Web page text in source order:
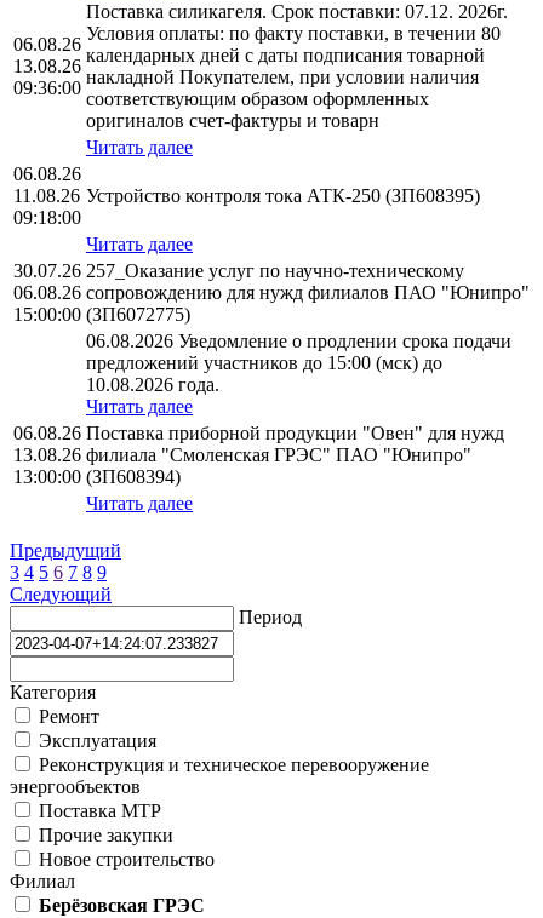
06.08.26
13.08.26
09:36:00
Поставка силикагеля. Срок поставки: 07.12. 2026г.
Условия оплаты: по факту поставки, в течении 80
календарных дней с даты подписания товарной
накладной Покупателем, при условии наличия
соответствующим образом оформленных
оригиналов счет-фактуры и товарн
Читать далее
06.08.26
11.08.26
09:18:00
Устройство контроля тока АТК-250 (ЗП608395)
Читать далее
30.07.26
06.08.26
15:00:00
257_Оказание услуг по научно-техническому
сопровождению для нужд филиалов ПАО "Юнипро"
(ЗП6072775)
06.08.2026 Уведомление о продлении срока подачи
предложений участников до 15:00 (мск) до
10.08.2026 года.
Читать далее
06.08.26
13.08.26
13:00:00
Поставка приборной продукции "Овен" для нужд
филиала "Смоленская ГРЭС" ПАО "Юнипро"
(ЗП608394)
Читать далее
Предыдущий
3 4 5 6 7 8 9
Следующий
Период
Категория
Ремонт
Эксплуатация
Реконструкция и техническое перевооружение
энергообъектов
Поставка МТР
Прочие закупки
Новое строительство
Филиал
Берёзовская ГРЭС